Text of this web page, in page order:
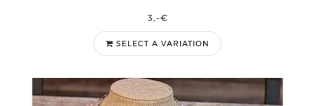
3,-€
SELECT A VARIATION